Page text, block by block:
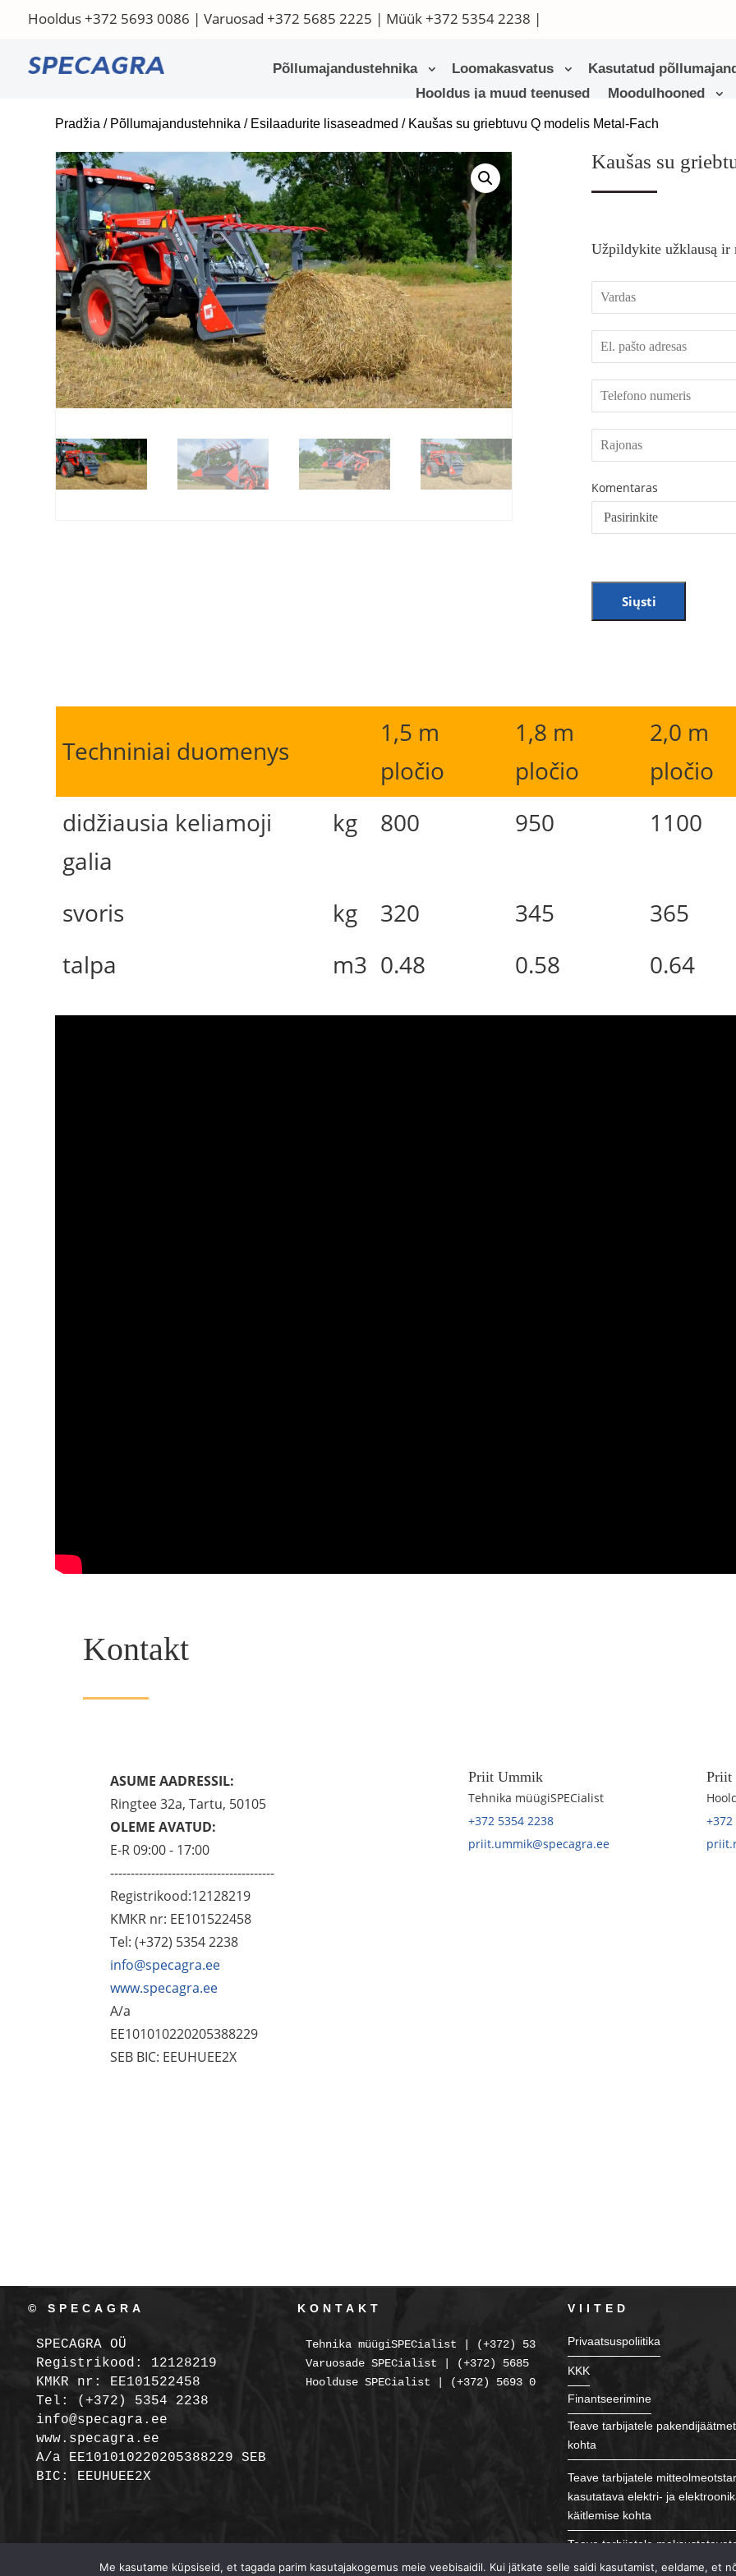
Hooldus+372 5693 0086 | Varuosad +372 5685 2225 | Müük+372 5354 2238 |
Põllumajandustehnika Loomakasvatus
Kasutatud
Hooldus ja muud teenused
Moodulhooned
Pradžia / Põllumajandustehnika / Esilaadurite lisaseadmed / Kaušas su griebtuvu Q modelis Metal-Fach
Kaušas su
Užpildykite užklausą ir
Komentaras
Siųsti
Techniniai duomenys
1,5 m
pločio
1,8 m
pločio
2,0 m
pločio
didžiausia keliamoji
galia
kg 800 950 1100
svoris kg 320 345 365
talpa
m3 0.48 0.58 0.64
Kontakt
ASUME AADRESSIL:
Ringtee 32a, Tartu, 50105
OLEME AVATUD:
E-R 09:00 - 17:00
----------------------------------------
Registrikood:12128219
KMKR nr: EE101522458
Tel: (+372) 5354 2238
info@specagra.ee
www.specagra.ee
A/a
EE101010220205388229
SEB BIC: EEUHUEE2X
Priit Ummik
Tehnika müügiSPECialist
+372 5354 2238
priit.ummik@specagra.ee
Priit
+372
© SPECAGRA
SPECAGRA OÜ
Registrikood: 12128219
KMKR nr: EE101522458
Tel: (+372) 5354 2238
info@specagra.ee
www.specagra.ee
A/a EE101010220205388229 SEB
BIC: EEUHUEE2X
KONTAKT
Tehnika müügiSPECialist | (+372) 5354 2238
Varuosade SPECialist | (+372) 5685 2225
Hoolduse SPECialist | (+372) 5693 0086
VIITED
Privaatsuspoliitika
KKK
Finantseerimine
Teave tarbijatele
kohta
Teave tarbijatele
kasutatava elektri- ja
käitlemise kohta
Teave tarbijatele
patareide ja akude ning õlide
Me kasutame küpsiseid, et tagada parim kasutajakogemus meie veebisaidil. Kui jätkate selle saidi kasutamist, eeldame, et